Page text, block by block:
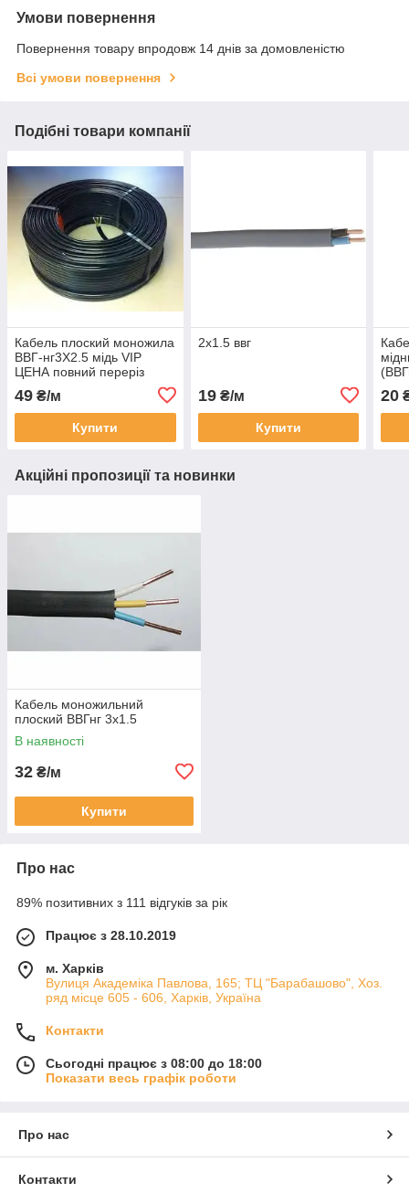
Умови повернення
Повернення товару впродовж 14 днів за домовленістю
Всі умови повернення
Подібні товари компанії
Кабель плоский моножила
ВВГ-нг3Х2.5 мідь VIP
ЦЕНА повний переріз
49 ₴/м
Купити
2х1.5 ввг
19₴/м
Купити
20
Акційні пропозиції та новинки
Кабель моножильний
плоский ВВГнг 3х1.5
В наявності
32 ₴/м
Купити
Про нас
89% позитивних з 111 відгуків за рік
Працює з 28.10.2019
м. Харків
Вулиця Академіка Павлова, 165; ТЦ "Барабашово", Хоз.
ряд місце 605 - 606, Харків, Україна
Контакти
Сьогодні працює з 08:00 до 18:00
Показати весь графік роботи
Про нас
Контакти